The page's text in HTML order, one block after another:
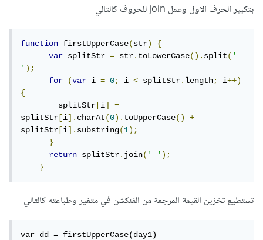
بتكبير الحرف الاول وعمل join للحروف كالتالي
function firstUpperCase(str)
{
var splitStr = str.toLowerCase().split('
');
for
(var i = 0; i < splitStr.length; i++)
{
        splitStr
[i]
=
splitStr[i].charAt(0).toUpperCase()
+
splitStr[i].substring(1);
}
return splitStr.join(' ');
}
تستطيع تخزين القيمة المرجعة من الفنكشن في متغير وطباعته كالتالي
var dd = firstUpperCase(day1)